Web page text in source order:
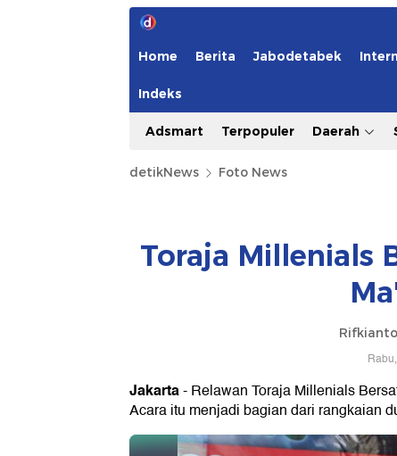
Home Berita Jabodetabek
Indeks
Adsmart Terpopuler Daerah
detikNews Foto News
Toraja Millenials
Jakarta- Relawan Toraja Millenials
Acara itu menjadi bagian dari rangkaian